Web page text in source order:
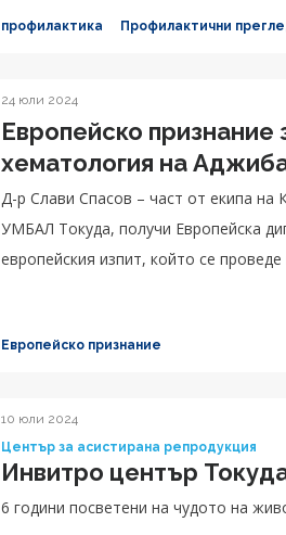
профилактика Профилактични
24 юли 2024
Европейско признание
Д-р Слави Спасов – част от екипа
УМБАЛ Токуда, получи Европейска
европейския изпит, който се проведе
Европейско признание
10 юли 2024
Център за асистирана репродукция
Инвитро център
6 години посветени на чудото на